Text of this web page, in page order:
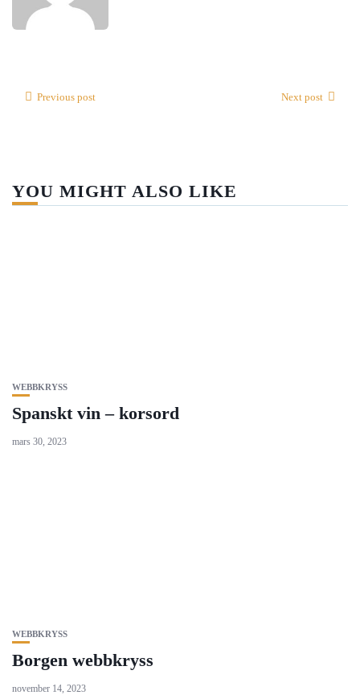
Previous post Next post
YOU MIGHT ALSO LIKE
WEBBKRYSS
Spanskt vin – korsord
mars 30, 2023
WEBBKRYSS
Borgen webbkryss
november 14, 2023